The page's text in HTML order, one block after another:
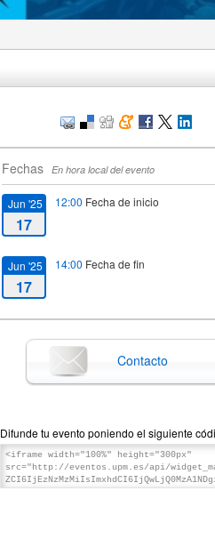
Fechas En hora local del evento
Jun '25
17
12:00 Fecha de inicio
Jun '25
17
14:00 Fecha de fin
Contacto
Difunde tu evento poniendo el siguiente